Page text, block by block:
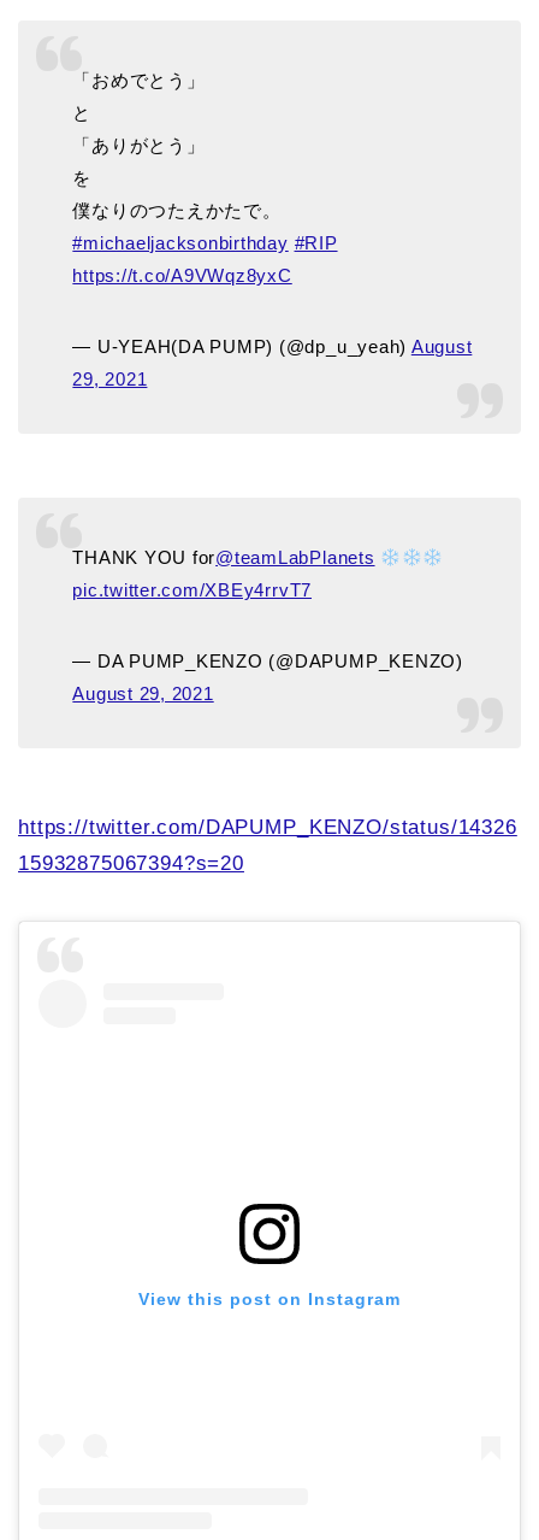
「おめでとう」
と
「ありがとう」
を
僕なりのつたえかたで。
#michaeljacksonbirthday #RIP
https://t.co/A9VWqz8yxC
— U-YEAH(DA PUMP) (@dp_u_yeah) August
29, 2021
THANK YOU for@teamLabPlanets
pic.twitter.com/XBEy4rrvT7
— DA PUMP_KENZO (@DAPUMP_KENZO)
August 29, 2021
https://twitter.com/DAPUMP_KENZO/status/14326
15932875067394?s=20
View this post on Instagram